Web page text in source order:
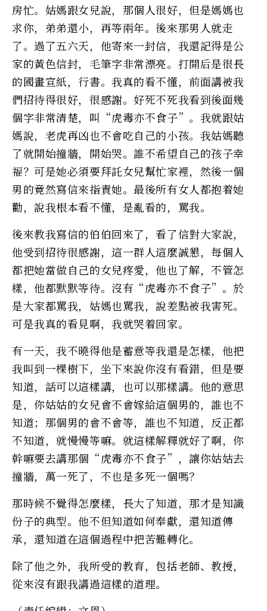
房忙。姑媽跟女兒說，那個人很好，但是媽媽也
求你，弟弟還小，再等兩年。後來那男人就走
了。過了五六天，他寄來一封信，我還記得是公
家的黃色信封，毛筆字非常漂亮。打開后是很長
的國畫宣紙，行書。我真的看不懂，前面講被我
們招待得很好，很感謝。好死不死我看到後面幾
個字非常清楚，叫“虎毒亦不食子”。我就跟姑
媽說，老虎再凶也不會吃自己的小孩。我姑媽聽
了就開始撞牆，開始哭。誰不希望自己的孩子幸
福？可是她必須要拜託女兒幫忙家裡，然後一個
男的竟然寫信來指責她。最後所有女人都抱着她
勸，說我根本看不懂，是亂看的，罵我。
後來教我寫信的伯伯回來了，看了信對大家說，
他受到招待很感謝，這一群人這麼誠懇，每個人
都把她當做自己的女兒疼愛，他也了解，不管怎
樣，他都默默等待。沒有“虎毒亦不食子”。於
是大家都罵我，姑媽也罵我，說差點被我害死。
可是我真的看見啊，我就哭着回家。
有一天，我不曉得他是蓄意等我還是怎樣，他把
我叫到一棵樹下，坐下來說你沒有看錯，但是要
知道，話可以這樣講，也可以那樣講。他的意思
是，你姑姑的女兒會不會嫁給這個男的，誰也不
知道；那個男的會不會等，誰也不知道，反正都
不知道，就慢慢等嘛。就這樣解釋就好了啊，你
幹嘛要去講那個“虎毒亦不食子”，讓你姑姑去
撞牆，萬一死了，不也是多死一個嗎？
那時候不覺得怎麼樣，長大了知道，那才是知識
份子的典型。他不但知道如何奉獻，還知道傳
承，還知道在這個過程中把苦難轉化。
除了他之外，我所受的教育，包括老師、教授，
從來沒有跟我講過這樣的道理。